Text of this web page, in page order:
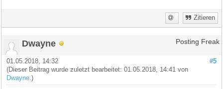
Zitieren
Dwayne Posting Freak
#5
01.05.2018, 14:32
(Dieser Beitrag wurde zuletzt bearbeitet: 01.05.2018, 14:41 von
Dwayne .)